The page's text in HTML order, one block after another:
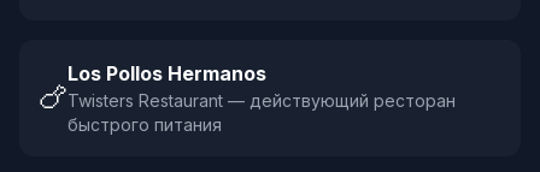
🍗
Los Pollos Hermanos
Twisters Restaurant — действующий ресторан
быстрого питания